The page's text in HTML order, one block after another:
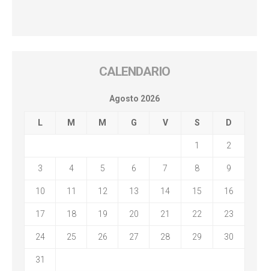
CALENDARIO
Agosto 2026
L M M G V S D
1 2
3 4 5 6 7 8 9
10 11 12 13 14 15 16
17 18 19 20 21 22 23
24 25 26 27 28 29 30
31